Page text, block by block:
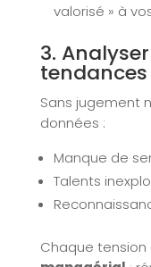
valorisé » à
3.
tendances
Sans jugement
données :
Manque de
Talents
Chaque tension